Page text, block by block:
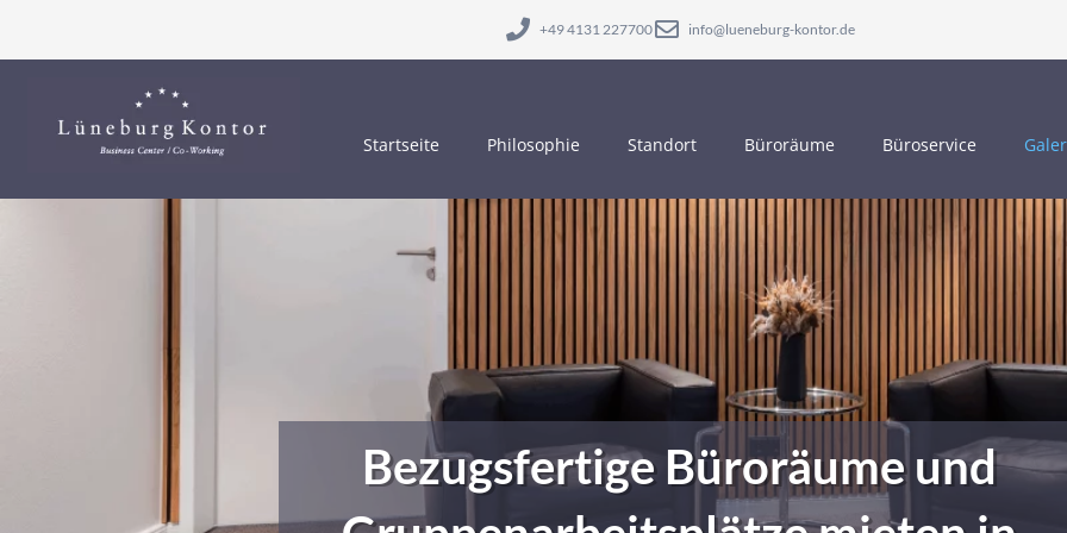
+49 4131 227700 info@lueneburg-kontor.de
Startseite Philosophie Standort Büroräume Büroservice
Bezugsfertige Büroräume und